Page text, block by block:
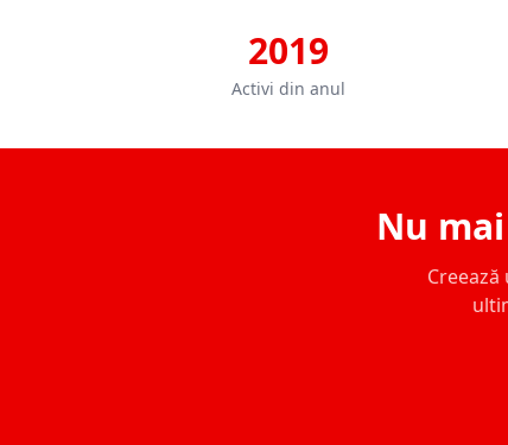
2019
Activi din anul
Nu